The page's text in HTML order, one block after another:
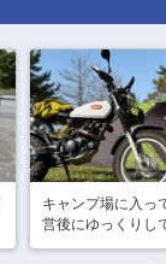
キャンプ場に入っ
営後にゆっくりし
たらお腹が空いた